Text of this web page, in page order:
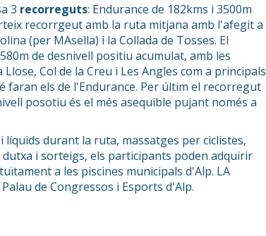
3 recorreguts: Endurance de 182kms i 3500m
recorrgeut amb la ruta mitjana amb l'afegit a
(per MAsella) i la Collada de Tosses. El
de desnivell positiu acumulat, amb les
Col de la Creu i Les Angles com a principals
faran els de l'Endurance. Per últim el recorregut
posotiu és el més asequible pujant només a
durant la ruta, massatges per ciclistes,
dutxa i sorteigs, els participants poden adquirir
a les piscines municipals d'Alp. LA
de Congressos i Esports d'Alp.